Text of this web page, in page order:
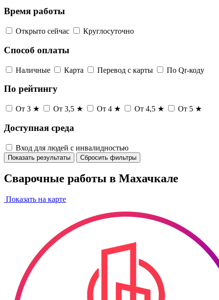
Время работы
Открыто сейчас Круглосуточно
Способ оплаты
Наличные Карта Перевод с карты По Qr-коду
По рейтингу
От 3 ★ От 3,5 ★ От 4 ★ От 4,5 ★ От 5 ★
Доступная среда
Вход для людей с инвалидностью
Показать результаты Сбросить фильтры
Сварочные работы в Махачкале
Показать на карте